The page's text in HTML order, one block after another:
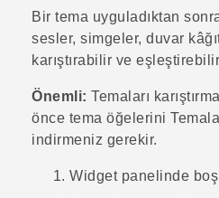
DESTEK
Bir tema uyguladıktan
sesler, simgeler, duvar
karıştırabilir ve
Önemli: Temaları
önce tema öğelerini
indirmeniz gerekir.
Widget panelinde boş